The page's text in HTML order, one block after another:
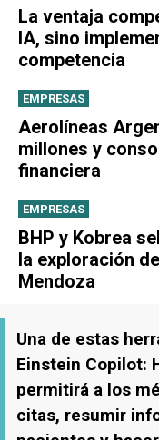
La ventaja
IA, sino
competencia
EMPRESAS
Aerolíneas
millones y
financiera
EMPRESAS
BHP y Kobrea
la exploración
Mendoza
Una de estas
Einstein Copilot:
permitirá a los
citas, resumir